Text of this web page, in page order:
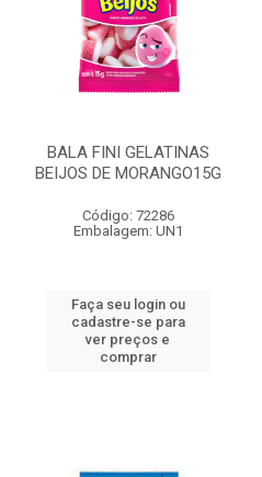
BALA FINI GELATINAS
BEIJOS DE MORANGO15G
Código: 72286
Embalagem: UN1
Faça seu login ou
cadastre-se para
ver preços e
comprar